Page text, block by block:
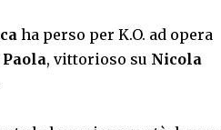
ha perso per K.O. ad opera
, vittorioso su Nicola